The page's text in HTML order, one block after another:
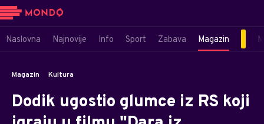
Naslovna Najnovije Info Sport Zabava Magazin
Magazin Kultura
Dodik ugostio glumce iz RS koji